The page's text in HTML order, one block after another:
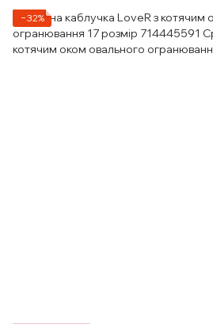
−32%